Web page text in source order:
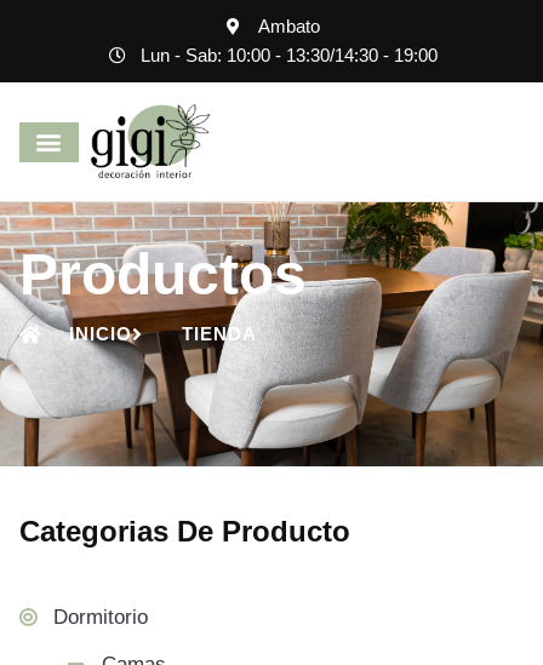
Ambato
Lun - Sab: 10:00 - 13:30/14:30 - 19:00
Productos
INICIO TIENDA
Categorias De Producto
Dormitorio